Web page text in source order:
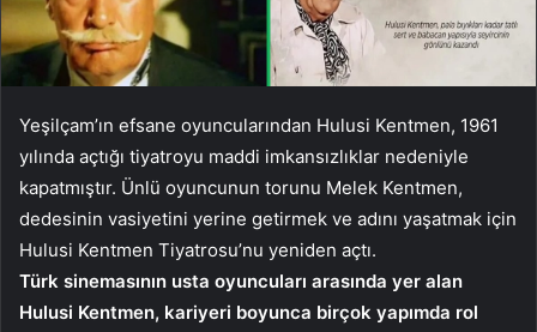
Yeşilçam’ın efsane oyuncularından Hulusi Kentmen, 1961
yılında açtığı tiyatroyu maddi imkansızlıklar nedeniyle
kapatmıştır. Ünlü oyuncunun torunu Melek Kentmen,
dedesinin vasiyetini yerine getirmek ve adını yaşatmak için
Hulusi Kentmen Tiyatrosu’nu yeniden açtı.
Türk sinemasının usta oyuncuları arasında yer alan
Hulusi Kentmen, kariyeri boyunca birçok yapımda rol